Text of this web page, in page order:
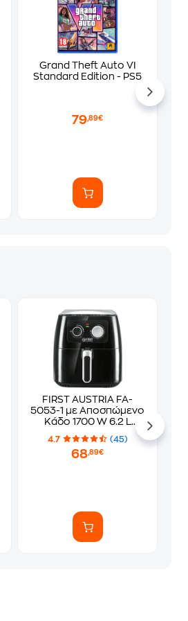
Grand Theft Auto VI
Standard Edition - PS5
79,89€
FIRST AUSTRIA FA-
5053-1 με Αποσπώμενο
Κάδο 1700 W 6.2 L
Μαύρο Φριτέζα Αέρος
4.7 (45)
68,89€